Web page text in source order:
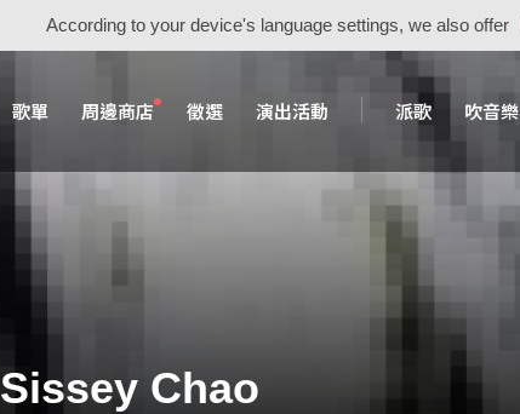
According to your device's language settings, we also offer
歌單 周邊商店 徵選 演出活動 派歌 吹音樂
Sissey Chao